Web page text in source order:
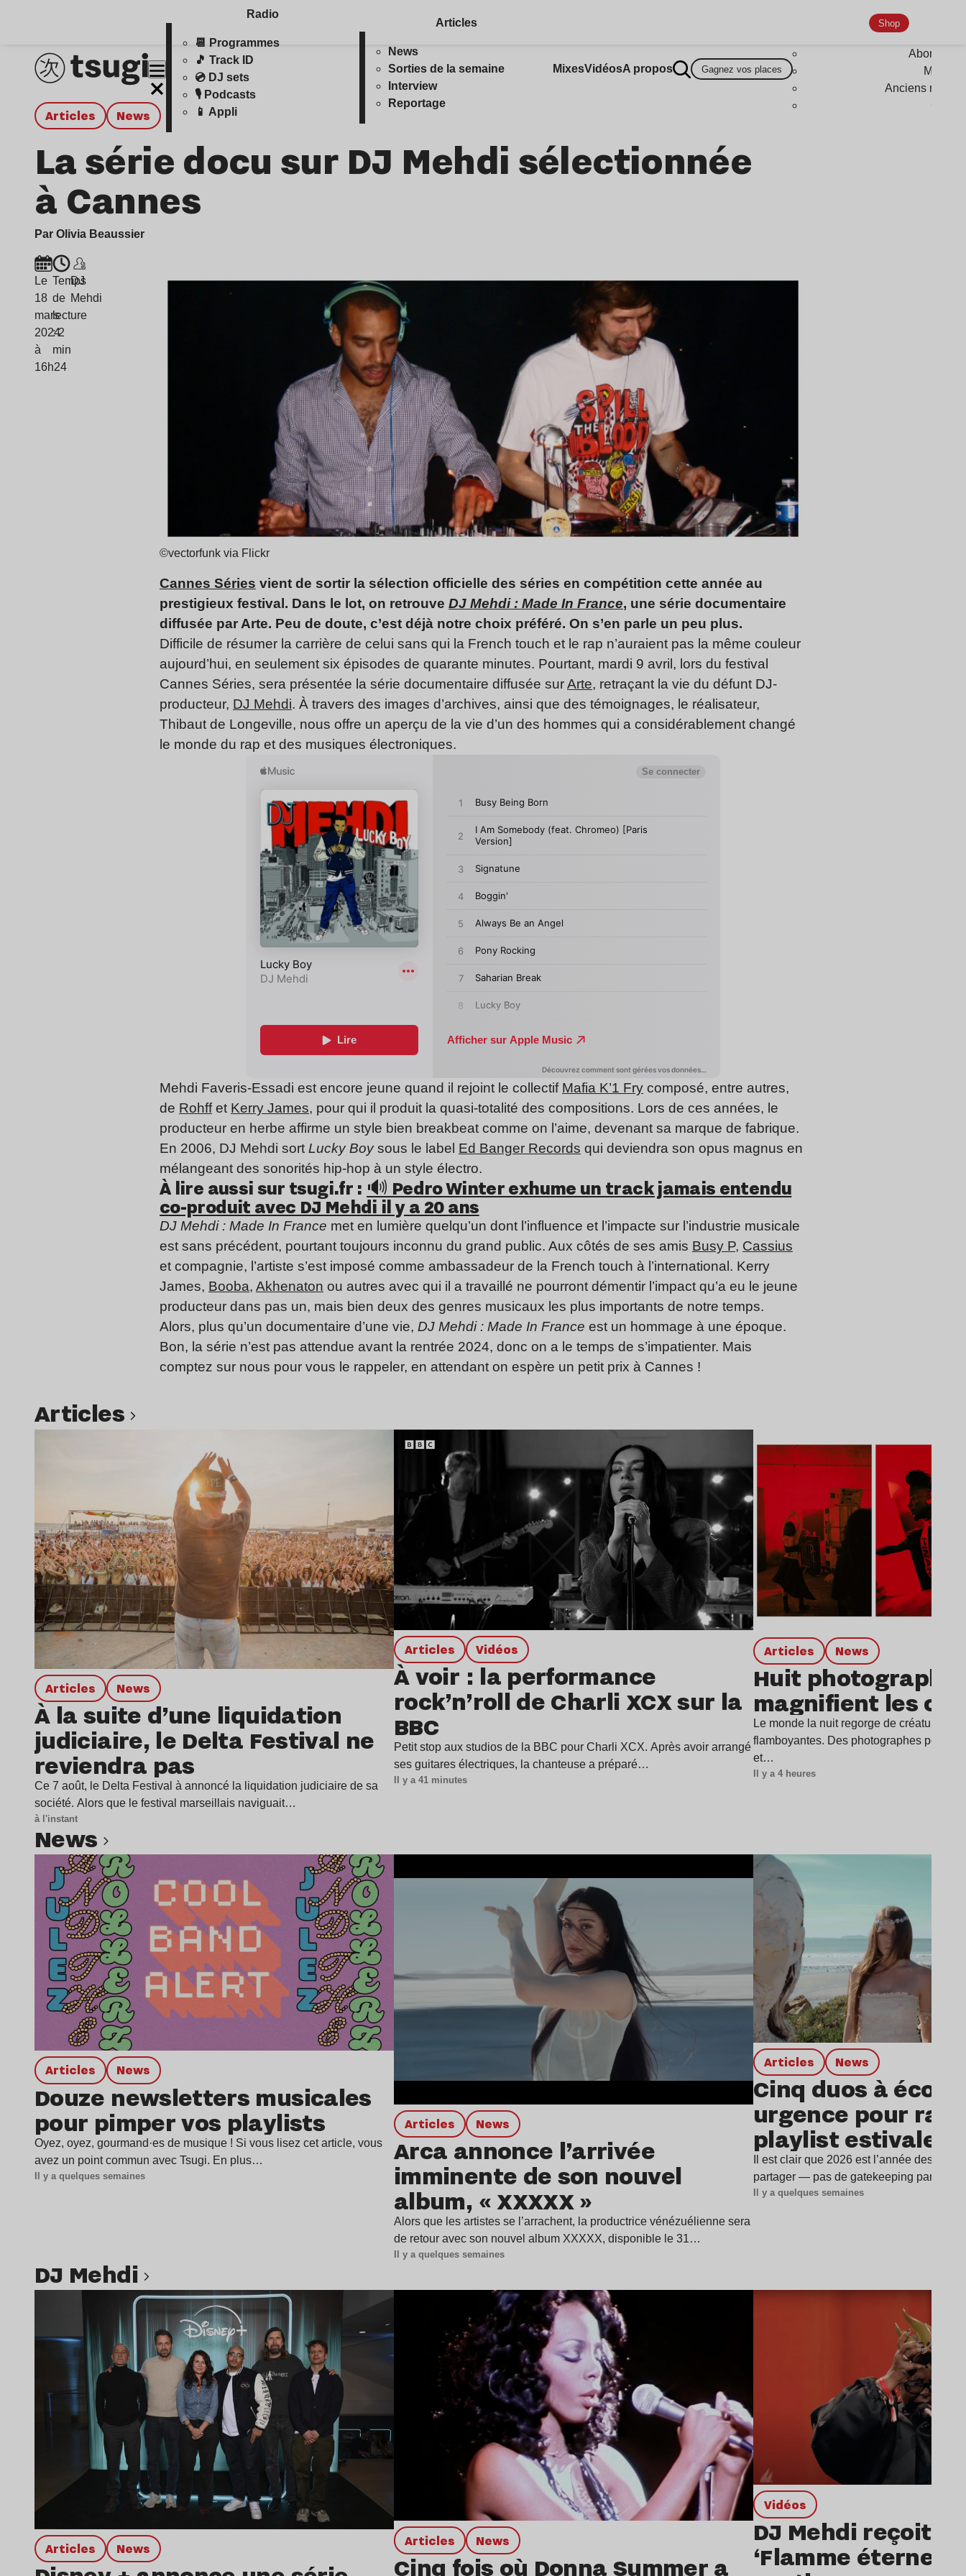
Radio
📆 Programmes
🎵 Track ID
💿 DJ sets
🎙️ Podcasts
📱 Appli
Articles
News
Sorties de la semaine
Interview
Reportage
MixesVidéosA propos Gagnez vos places
Shop
Anciens
Articles news
La série docu sur DJ Mehdi sélectionnée
à Cannes
Par Olivia Beaussier
Le
18
mars
2024
à
16h24
Temps
de
lecture
: 2
min
DJ
Mehdi
©vectorfunk via Flickr
Cannes Séries vient de sortir la sélection officielle des séries en compétition cette année au
prestigieux festival. Dans le lot, on retrouve DJ Mehdi : Made In France, une série documentaire
diffusée par Arte. Peu de doute, c’est déjà notre choix préféré. On s’en parle un peu plus.
Difficile de résumer la carrière de celui sans qui la French touch et le rap n’auraient pas la même couleur
aujourd’hui, en seulement six épisodes de quarante minutes. Pourtant, mardi 9 avril, lors du festival
Cannes Séries, sera présentée la série documentaire diffusée surArte, retraçant la vie du défunt DJ-
producteur, DJ Mehdi. À travers des images d’archives, ainsi que des témoignages, le réalisateur,
Thibaut de Longeville, nous offre un aperçu de la vie d’un des hommes qui a considérablement changé
le monde du rap et des musiques électroniques.
Mehdi Faveris-Essadi est encore jeune quand il rejoint le collectif Mafia K’1 Fry composé, entre autres,
de Rohffet Kerry James, pour qui il produit la quasi-totalité des compositions. Lors de ces années, le
producteur en herbe affirme un style bien breakbeat comme on l’aime, devenant sa marque de fabrique.
En 2006, DJ Mehdi sort Lucky Boysous le label Ed Banger Records qui deviendra son opus magnus en
mélangeant des sonorités hip-hop à un style électro.
À lire aussi sur tsugi.fr : 🔊 Pedro Winter exhume un track jamais entendu
co-produit avec DJ Mehdi il y a 20 ans
DJ Mehdi : Made In France met en lumière quelqu’un dont l’influence et l’impacte sur l’industrie musicale
est sans précédent, pourtant toujours inconnu du grand public. Aux côtés de ses amis Busy P, Cassius
et compagnie, l’artiste s’est imposé comme ambassadeur de la French touch à l’international. Kerry
James, Booba, Akhenaton ou autres avec qui il a travaillé ne pourront démentir l’impact qu’a eu le jeune
producteur dans pas un, mais bien deux des genres musicaux les plus importants de notre temps.
Alors, plus qu’un documentaire d’une vie, DJ Mehdi : Made In France est un hommage à une époque.
Bon, la série n’est pas attendue avant la rentrée 2024, donc on a le temps de s’impatienter. Mais
comptez sur nous pour vous le rappeler, en attendant on espère un petit prix à Cannes !
Articles
Articles news
À la suite d’une liquidation
judiciaire, le Delta Festival ne
reviendra pas
Ce 7 août, le Delta Festival à annoncé la liquidation judiciaire de sa
société. Alors que le festival marseillais naviguait…
à l'instant
Articles Vidéos
À voir : la performance
rock’n’roll de Charli XCX sur la
BBC
Petit stop aux studios de la BBC pour Charli XCX. Après avoir arrangé
ses guitares électriques, la chanteuse a préparé…
Il y a 41 minutes
Articles news
Huit
magnifient les
Le monde la nuit regorge de créatures
flamboyantes. Des photographes portent
et…
Il y a 4 heures
news
Articles news
Douze newsletters musicales
pour pimper vos playlists
Oyez, oyez, gourmand·es de musique ! Si vous lisez cet article, vous
avez un point commun avec Tsugi. En plus…
Il y a quelques semaines
Articles news
Arca annonce l’arrivée
imminente de son nouvel
album, « XXXXX »
Alors que les artistes se l’arrachent, la productrice vénézuélienne sera
de retour avec son nouvel album XXXXX, disponible le 31…
Il y a quelques semaines
Articles news
Cinq duos à
urgence pour
playlist estivale
Il est clair que 2026 est l’année des
partager — pas de gatekeeping par ici
Il y a quelques semaines
DJ Mehdi
Articles news Articles news
Cinq fois où Donna Summer a
Vidéos
DJ Mehdi reçoit
‘Flamme
Lire l’article Lire l’article Lire l’article